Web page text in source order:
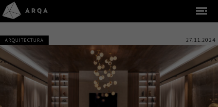
ARQUITECTURA 27.11.2024